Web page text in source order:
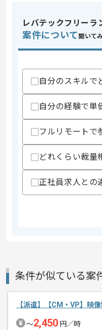
スキル
レバテックフリーラ
案件について 聞いて
自分のスキルで
自分の経験で単
フルリモートで
どれくらい裁量
正社員求人との
条件が似ている案
【派遣】【CM・VP】映
〜2,450 円／時